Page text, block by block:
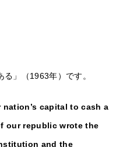
」（1963年）です。
nation’s capital to cash a
our republic wrote the
and the